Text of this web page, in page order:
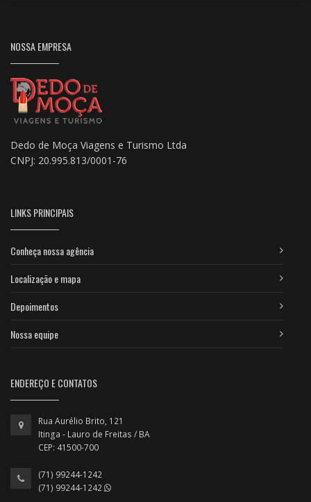
NOSSA EMPRESA
Dedo de Moça Viagens e Turismo Ltda
CNPJ: 20.995.813/0001-76
LINKS PRINCIPAIS
Conheça nossa agência
Localização e mapa
Depoimentos
Nossa equipe
ENDEREÇO E CONTATOS
Rua Aurélio Brito, 121
Itinga - Lauro de Freitas / BA
CEP: 41500-700
(71) 99244-1242
(71) 99244-1242